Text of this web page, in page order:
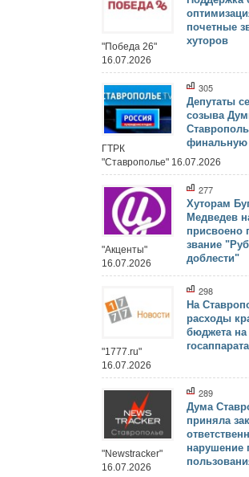
почетные
хуторов
"Победа 26"
16.07.2026
305
Депутаты
созыва
финальную
ГТРК
"Ставрополье" 16.07.2026
277
Хуторам
Медведев
присвоено
звание
доблести"
"Акценты"
16.07.2026
298
На
расходы
бюджета на
госаппарата
"1777.ru"
16.07.2026
289
Дума
приняла
нарушение
"Newstracker"
16.07.2026